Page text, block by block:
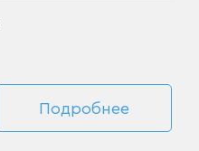
Подробнее